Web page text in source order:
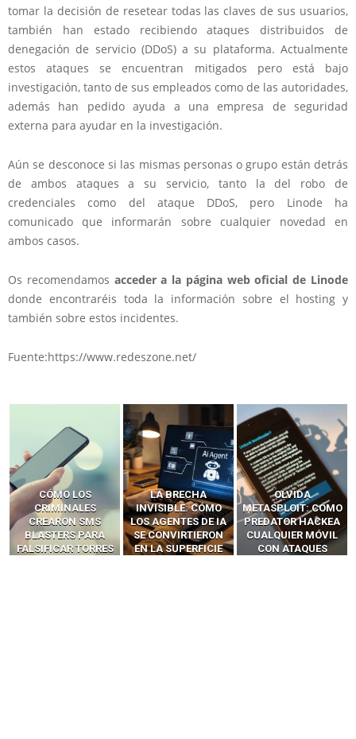
tomar la decisión de resetear todas las claves de sus usuarios,
también han estado recibiendo ataques distribuidos de
denegación de servicio (DDoS) a su plataforma. Actualmente
estos ataques se encuentran mitigados pero está bajo
investigación, tanto de sus empleados como de las autoridades,
además han pedido ayuda a una empresa de seguridad
externa para ayudar en la investigación.
Aún se desconoce si las mismas personas o grupo están detrás
de ambos ataques a su servicio, tanto la del robo de
credenciales como del ataque DDoS, pero Linode ha
comunicado que informarán sobre cualquier novedad en
ambos casos.
Os recomendamos acceder a la página web oficial de Linode
donde encontraréis toda la información sobre el hosting y
también sobre estos incidentes.
Fuente:https://www.redeszone.net/
LA BRECHA
INVISIBLE: CÓMO
LOS AGENTES DE IA
SE CONVIRTIERON
EN LA SUPERFICIE
OLVIDA
METASPLOIT: CÓMO
PREDATOR HACKEA
CUALQUIER MÓVIL
CON ATAQUES
CÓMO LOS HACKERS
INTERCEPTAN OTPS
Y LLAMADAS
MÓVILES SIN
‘HACKEAR’ — EL